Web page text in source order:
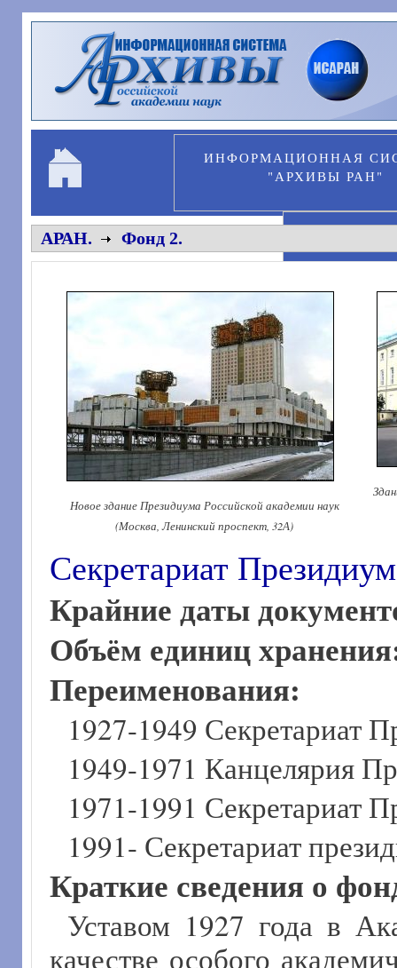
Перейти к основному содержанию
ИНФОРМАЦИОННАЯ
"АРХИВЫ РАН"
АРАН. Фонд 2.
Новое здание Президиума Российской академии наук
(Москва, Ленинский проспект, 32А)
Секретариат
Крайние даты
Объём единиц
Переименования:
1927-1949 Секретариат
1949-1971 Канцелярия
1971-1991 Секретариат
1991- Секретариат
Краткие сведения о
Уставом 1927 года в
качестве особого